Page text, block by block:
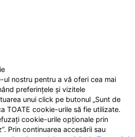
nostru pentru a vă oferi cea mai
preferințele și vizitele
unui click pe butonul „Sunt de
TOATE cookie-urile să fie utilizate.
cookie-urile opționale prin
Prin continuarea accesării sau